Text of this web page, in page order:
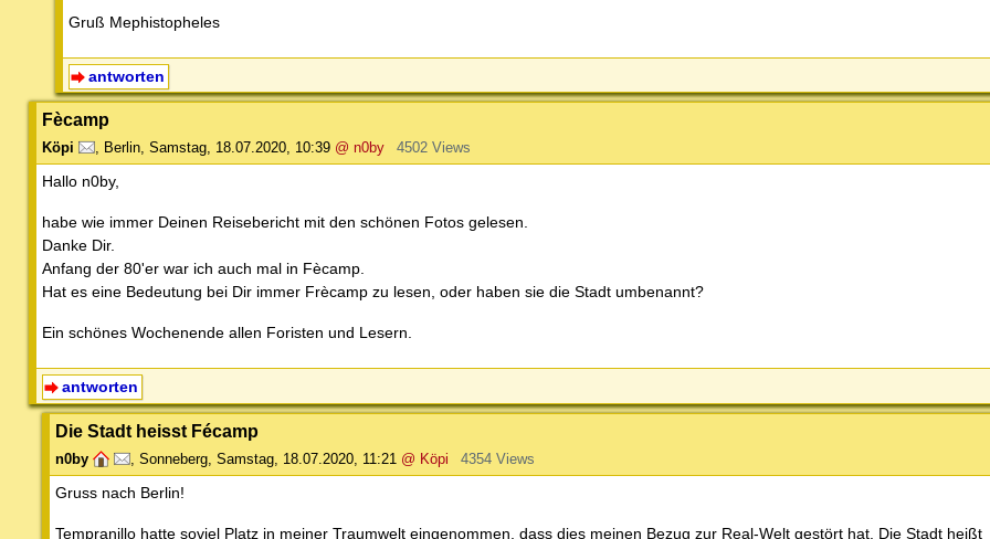
Gruß Mephistopheles
antworten
Fècamp
Köpi , Berlin, Samstag, 18.07.2020, 10:39 @ n0by 4502 Views
Hallo n0by,
habe wie immer Deinen Reisebericht mit den schönen Fotos gelesen.
Danke Dir.
Anfang der 80'er war ich auch mal in Fècamp.
Hat es eine Bedeutung bei Dir immer Frècamp zu lesen, oder haben sie die Stadt umbenannt?
Ein schönes Wochenende allen Foristen und Lesern.
antworten
Die Stadt heisst Fécamp
n0by , Sonneberg, Samstag, 18.07.2020, 11:21 @ Köpi 4354 Views
Gruss nach Berlin!
Tempranillo hatte soviel Platz in meiner Traumwelt eingenommen, dass dies meinen Bezug zur Real-Welt gestört hat. Die Stadt heißt